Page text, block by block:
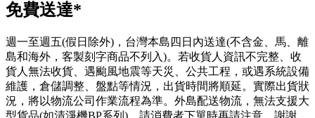
免費送達*
週一至週五(假日除外)，台灣本島四日內送達(不含金、馬、離
島和海外，客製刻字商品不列入)。若收貨人資訊不完整、收
貨人無法收貨、遇颱風地震等天災、公共工程，或遇系統設備
維護，倉儲調整、盤點等情況，出貨時間將順延。實際出貨狀
況，將以物流公司作業流程為準。外島配送物流，無法支援大
型貨品(如清淨機BP系列)，請消費者下單時再請注意，謝謝。